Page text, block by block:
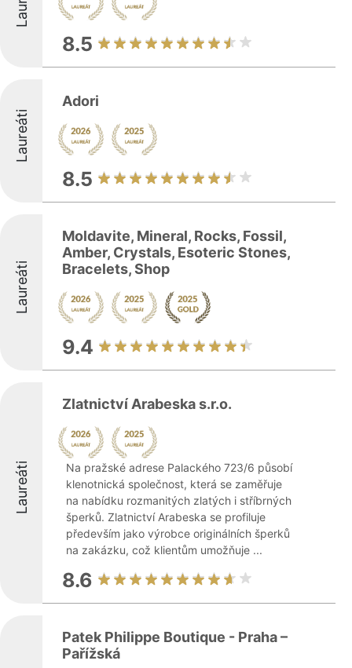
8.5
Laureáti
Adori
8.5
Laureáti
Moldavite, Mineral, Rocks, Fossil,
Amber, Crystals, Esoteric Stones,
Bracelets, Shop
9.4
Laureáti
Zlatnictví Arabeska s.r.o.
Na pražské adrese Palackého 723/6 působí
klenotnická společnost, která se zaměřuje
na nabídku rozmanitých zlatých i stříbrných
šperků. Zlatnictví Arabeska se profiluje
především jako výrobce originálních šperků
na zakázku, což klientům umožňuje ...
8.6
Patek Philippe Boutique - Praha –
Pařížská